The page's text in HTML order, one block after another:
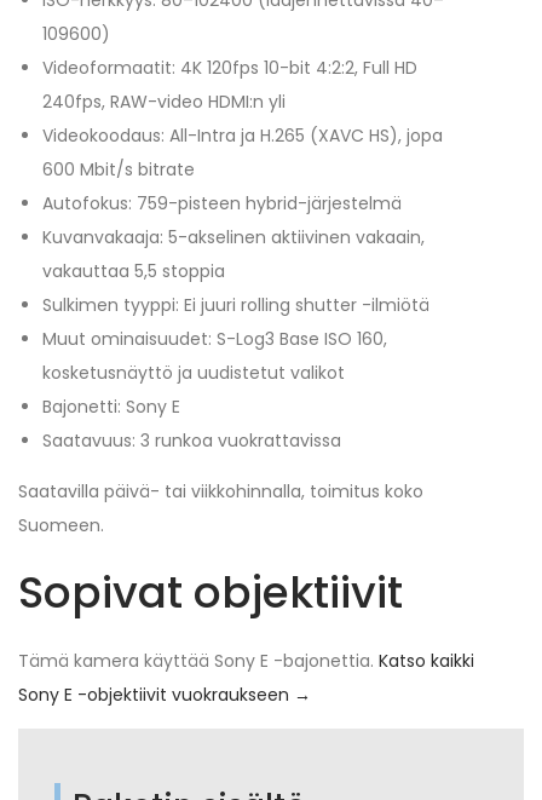
109600)
Videoformaatit: 4K 120fps 10-bit 4:2:2, Full HD
240fps, RAW-video HDMI:n yli
Videokoodaus: All-Intra ja H.265 (XAVC HS), jopa
600 Mbit/s bitrate
Autofokus: 759-pisteen hybrid-järjestelmä
Kuvanvakaaja: 5-akselinen aktiivinen vakaain,
vakauttaa 5,5 stoppia
Sulkimen tyyppi: Ei juuri rolling shutter -ilmiötä
Muut ominaisuudet: S-Log3 Base ISO 160,
kosketusnäyttö ja uudistetut valikot
Bajonetti: Sony E
Saatavuus: 3 runkoa vuokrattavissa
Saatavilla päivä- tai viikkohinnalla, toimitus koko
Suomeen.
Sopivat objektiivit
Tämä kamera käyttää Sony E -bajonettia. Katso kaikki
Sony E -objektiivit vuokraukseen →